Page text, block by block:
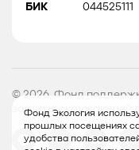
Фонд Экология
прошлых посещениях
удобства
БИК 044525111
© 2026, Фонд
защиты окружающей